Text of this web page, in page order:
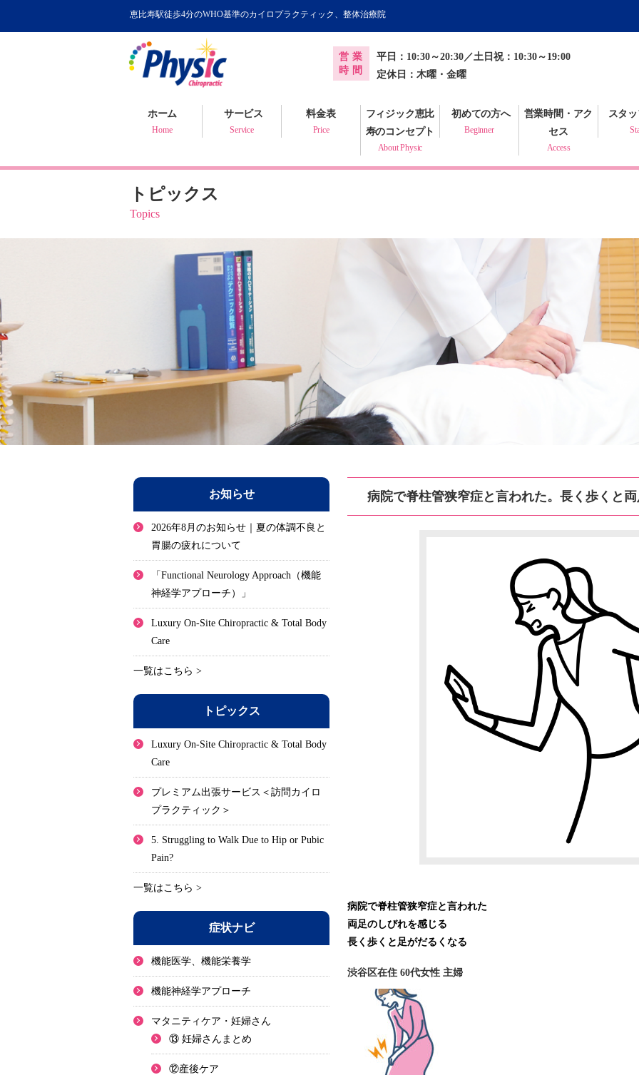
恵比寿駅徒歩4分のWHO基準のカイロプラクティック、整体治療院
営業
時間
平日：10:30～20:30／土日祝：10:30～19:00
定休日：木曜・金曜
ホーム
Home
サービス
Service
カイロプラクティック
WHOが認めるカイロプラクティック
健康判断・体質チェック
料金表
Price
フィジック恵比
寿のコンセプト
About Physic
初めての方へ
Beginner
オンライン健康調査票
営業時間・アク
セス
Access
スタ
トピックス
Topics
病院で脊柱管狭窄症と言われた。長く歩くと
病院で脊柱管狭窄症と言われた
両足のしびれを感じる
長く歩くと足がだるくなる
渋谷区在住 60代女性 主婦
お知らせ
2026年8月のお知らせ｜夏の体調不良と
胃腸の疲れについて
「Functional Neurology Approach（機能
神経学アプローチ）」
Luxury On-Site Chiropractic & Total Body
Care
一覧はこちら >
トピックス
Luxury On-Site Chiropractic & Total Body
Care
プレミアム出張サービス＜訪問カイロ
プラクティック＞
5. Struggling to Walk Due to Hip or Pubic
Pain?
一覧はこちら >
症状ナビ
機能医学、機能栄養学
機能神経学アプローチ
マタニティケア・妊婦さん
⑬ 妊婦さんまとめ
⑫産後ケア